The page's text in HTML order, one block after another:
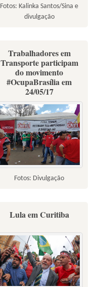
Fotos: Kalinka Santos/Sina e
divulgação
Trabalhadores em
Transporte participam
do movimento
#OcupaBrasília em
24/05/17
Fotos: Divulgação
Lula em Curitiba